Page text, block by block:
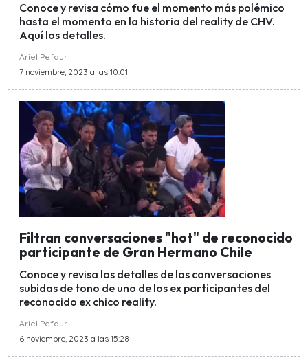
Conoce y revisa cómo fue el momento más polémico
hasta el momento en la historia del reality de CHV.
Aquí los detalles.
Ariel Pefaur
7 noviembre, 2023 a las 10:01
Filtran conversaciones "hot" de reconocido
participante de Gran Hermano Chile
Conoce y revisa los detalles de las conversaciones
subidas de tono de uno de los ex participantes del
reconocido ex chico reality.
Ariel Pefaur
6 noviembre, 2023 a las 15:28